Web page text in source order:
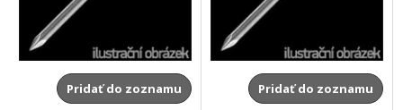
Pridať do zoznamu Pridať do zoznamu